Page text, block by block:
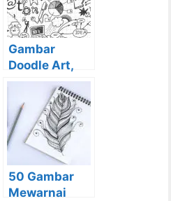
Gambar
Doodle Art,
Simple, Keren,
Lucu dan
Cara
Membuatnya
50 Gambar
Mewarnai